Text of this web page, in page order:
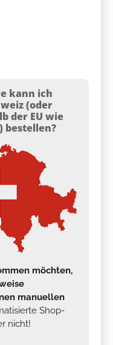
kann ich
(oder
der EU wie
bestellen?
möchten,
manuellen
Shop-
nicht!